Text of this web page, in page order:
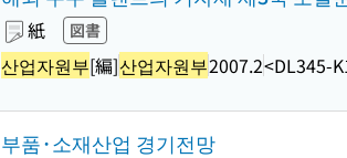
紙 図書
산업자원부[編]산업자원부2007.2<DL345-
부품·소재산업 경기전망